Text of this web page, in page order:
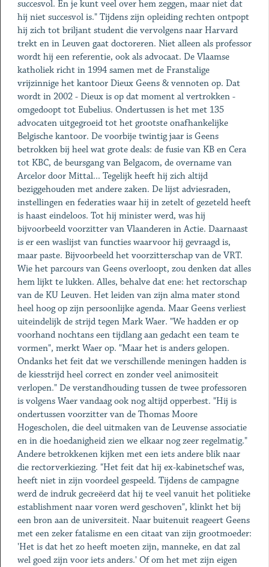
succesvol. En je kunt veel over hem zeggen, maar niet dat
hij niet succesvol is." Tijdens zijn opleiding rechten ontpopt
hij zich tot briljant student die vervolgens naar Harvard
trekt en in Leuven gaat doctoreren. Niet alleen als professor
wordt hij een referentie, ook als advocaat. De Vlaamse
katholiek richt in 1994 samen met de Franstalige
vrijzinnige het kantoor Dieux Geens & vennoten op. Dat
wordt in 2002 - Dieux is op dat moment al vertrokken -
omgedoopt tot Eubelius. Ondertussen is het met 135
advocaten uitgegroeid tot het grootste onafhankelijke
Belgische kantoor. De voorbije twintig jaar is Geens
betrokken bij heel wat grote deals: de fusie van KB en Cera
tot KBC, de beursgang van Belgacom, de overname van
Arcelor door Mittal... Tegelijk heeft hij zich altijd
beziggehouden met andere zaken. De lijst adviesraden,
instellingen en federaties waar hij in zetelt of gezeteld heeft
is haast eindeloos. Tot hij minister werd, was hij
bijvoorbeeld voorzitter van Vlaanderen in Actie. Daarnaast
is er een waslijst van functies waarvoor hij gevraagd is,
maar paste. Bijvoorbeeld het voorzitterschap van de VRT.
Wie het parcours van Geens overloopt, zou denken dat alles
hem lijkt te lukken. Alles, behalve dat ene: het rectorschap
van de KU Leuven. Het leiden van zijn alma mater stond
heel hoog op zijn persoonlijke agenda. Maar Geens verliest
uiteindelijk de strijd tegen Mark Waer. "We hadden er op
voorhand nochtans een tijdlang aan gedacht een team te
vormen", merkt Waer op. "Maar het is anders gelopen.
Ondanks het feit dat we verschillende meningen hadden is
de kiesstrijd heel correct en zonder veel animositeit
verlopen." De verstandhouding tussen de twee professoren
is volgens Waer vandaag ook nog altijd opperbest. "Hij is
ondertussen voorzitter van de Thomas Moore
Hogescholen, die deel uitmaken van de Leuvense associatie
en in die hoedanigheid zien we elkaar nog zeer regelmatig."
Andere betrokkenen kijken met een iets andere blik naar
die rectorverkiezing. "Het feit dat hij ex-kabinetschef was,
heeft niet in zijn voordeel gespeeld. Tijdens de campagne
werd de indruk gecreëerd dat hij te veel vanuit het politieke
establishment naar voren werd geschoven", klinkt het bij
een bron aan de universiteit. Naar buitenuit reageert Geens
met een zeker fatalisme en een citaat van zijn grootmoeder:
'Het is dat het zo heeft moeten zijn, manneke, en dat zal
wel goed zijn voor iets anders.' Of om het met zijn eigen